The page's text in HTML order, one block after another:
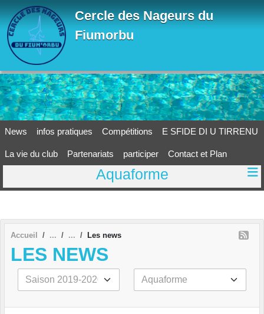
Cercle des Nageurs du
Fiumorbu
News infos pratiques Compétitions E SFIDE DI U TIRRENU
La vie du club Partenariats participer Contact et Plan
Aquaforme
Accueil Les news
LES NEWS
Panneau de gestion des cookies